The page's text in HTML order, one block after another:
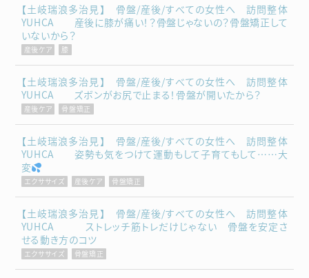
【土岐瑞浪多治見】 骨盤/産後/すべての女性へ 訪問整体
YUHCA 産後に膝が痛い！？骨盤じゃないの？骨盤矯正して
いないから？
産後ケア 膝
【土岐瑞浪多治見】 骨盤/産後/すべての女性へ 訪問整体
YUHCA ズボンがお尻で止まる！骨盤が開いたから？
産後ケア 骨盤矯正
【土岐瑞浪多治見】 骨盤/産後/すべての女性へ 訪問整体
YUHCA 姿勢も気をつけて運動もして子育てもして……大
変
エクササイズ 産後ケア 骨盤矯正
【土岐瑞浪多治見】 骨盤/産後/すべての女性へ 訪問整体
YUHCA ストレッチ筋トレだけじゃない 骨盤を安定さ
せる動き方のコツ
エクササイズ 骨盤矯正